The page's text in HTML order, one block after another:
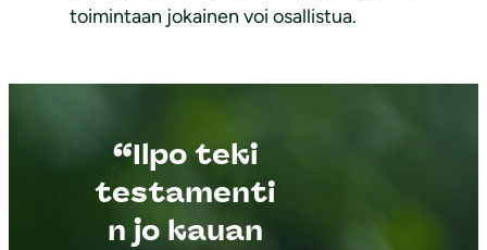
toimintaan jokainen voi osallistua.
“Ilpo teki
testamenti
n jo kauan